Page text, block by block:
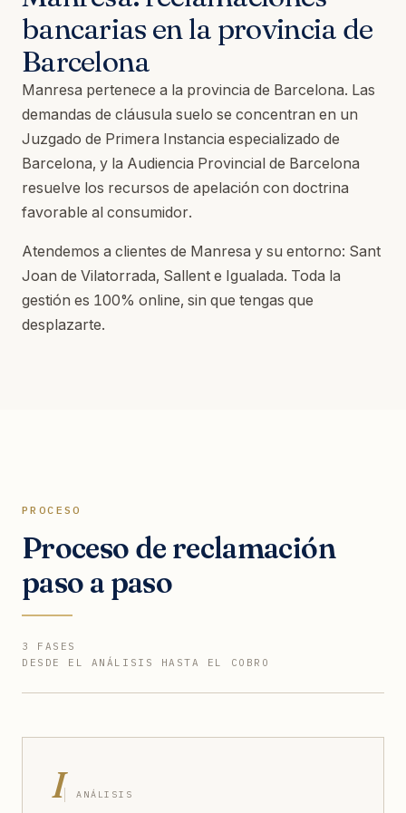
bancarias en la provincia de
Barcelona
Manresa pertenece a la provincia de Barcelona. Las
demandas de cláusula suelo se concentran en un
Juzgado de Primera Instancia especializado de
Barcelona, y la Audiencia Provincial de Barcelona
resuelve los recursos de apelación con doctrina
favorable al consumidor.
Atendemos a clientes de Manresa y su entorno: Sant
Joan de Vilatorrada, Sallent e Igualada. Toda la
gestión es 100% online, sin que tengas que
desplazarte.
PROCESO
Proceso de reclamación
paso a paso
3 FASES
DESDE EL ANÁLISIS HASTA EL COBRO
I ANÁLISIS